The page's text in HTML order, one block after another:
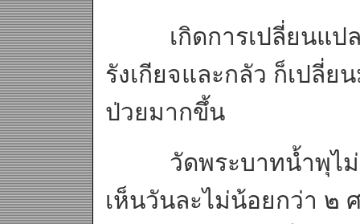
เกิดการเปลี่ยนแปล
รังเกียจและกลัว ก็เปลี่ย
ป่วยมากขึ้น
วัดพระบาทน้ำพุไม่เ
เห็นวันละไม่น้อยกว่า ๒